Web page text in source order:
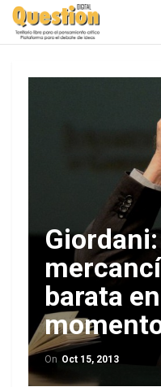
Giordani:
barata
On Oct 15, 2013